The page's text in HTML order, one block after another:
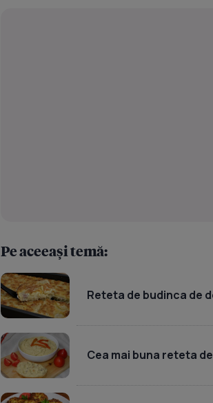
Pe aceeași temă:
Reteta de budinca de
Cea mai buna reteta